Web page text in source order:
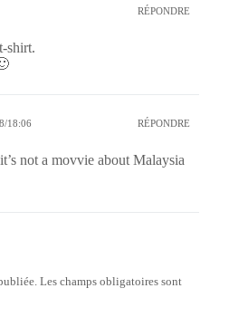
RÉPONDRE
shirt.
18:06 RÉPONDRE
not a movvie about Malaysia
Les champs obligatoires sont